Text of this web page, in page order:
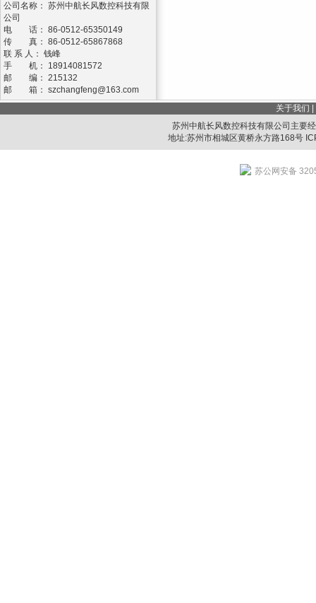
公司名称： 苏州中航长风数控科技有限
公司
电 话： 86-0512-65350149
传 真： 86-0512-65867868
联 系 人： 钱峰
手 机： 18914081572
邮 编： 215132
邮 箱： szchangfeng@163.com
关于我们
苏州中航长风数控科技有限公司主要
地址:苏州市相城区黄桥永方路168号
苏公网安备